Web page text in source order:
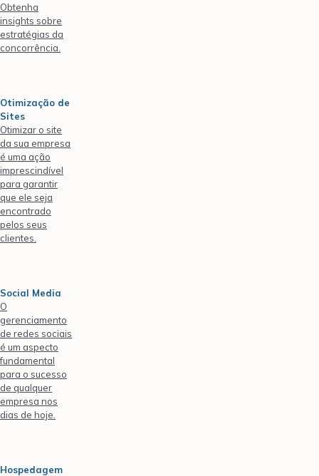
Obtenha
insights sobre
estratégias da
concorrência.
Otimização de
Sites
Otimizar o site
da sua empresa
é uma ação
imprescindível
para garantir
que ele seja
encontrado
pelos seus
clientes.
Social Media
O
gerenciamento
de redes sociais
é um aspecto
fundamental
para o sucesso
de qualquer
empresa nos
dias de hoje.
Hospedagem